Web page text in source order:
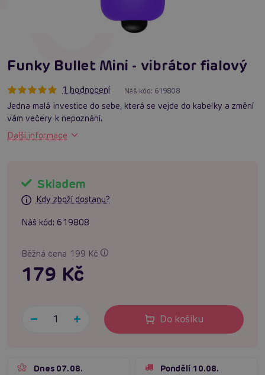
Funky Bullet Mini - vibrátor fialový
1 hodnocení Náš kód: 619808
Jedna malá investice do sebe, která se vejde do kabelky a změní
vám večery k nepoznání.
Další informace
Skladem
Kdy zboží dostanu?
Náš kód: 619808
Běžná cena 199 Kč
179 Kč
Do košíku
Dnes 07.08.
Pondělí 10.08.